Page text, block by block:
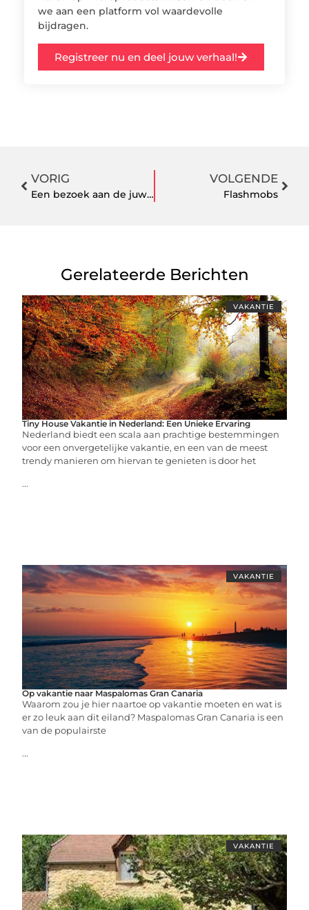
we aan een platform vol waardevolle
bijdragen.
Registreer nu en deel jouw verhaal!
VORIG
Een bezoek aan de juwelier
VOLGENDE
Flashmobs
Gerelateerde Berichten
VAKANTIE
Tiny House Vakantie in Nederland: Een Unieke Ervaring
Nederland biedt een scala aan prachtige bestemmingen
voor een onvergetelijke vakantie, en een van de meest
trendy manieren om hiervan te genieten is door het
...
VAKANTIE
Op vakantie naar Maspalomas Gran Canaria
Waarom zou je hier naartoe op vakantie moeten en wat is
er zo leuk aan dit eiland? Maspalomas Gran Canaria is een
van de populairste
...
VAKANTIE